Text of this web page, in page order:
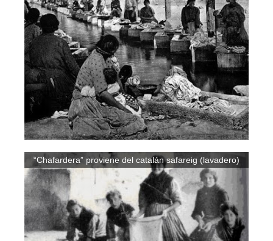
“Chafardera” proviene del catalán safareig (lavadero)